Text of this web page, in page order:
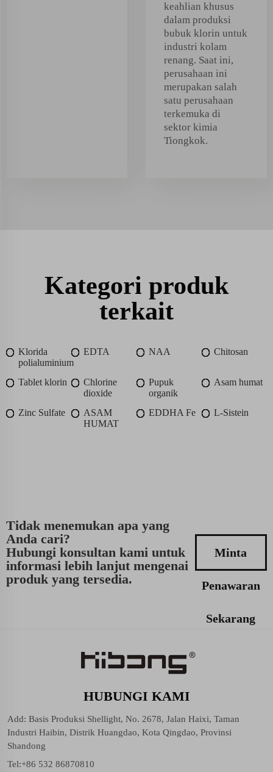
keahlian khusus
dalam produksi
bubuk klorin untuk
industri kolam
renang. Saat ini,
perusahaan ini
merupakan salah
satu perusahaan
terkemuka di
sektor kimia
Tiongkok.
Kategori produk
terkait
Klorida
polialuminium
EDTA NAA Chitosan
Tablet klorin
Chlorine
dioxide
Pupuk
organik
Asam humat
Zinc Sulfate
ASAM
HUMAT
EDDHA Fe L-Sistein
Tidak menemukan apa yang
Anda cari?
Hubungi konsultan kami untuk
informasi lebih lanjut mengenai
produk yang tersedia.
Minta
Penawaran
Sekarang
HUBUNGI KAMI
Add: Basis Produksi Shellight, No. 2678, Jalan Haixi, Taman
Industri Haibin, Distrik Huangdao, Kota Qingdao, Provinsi
Shandong
Tel:+86 532 86870810